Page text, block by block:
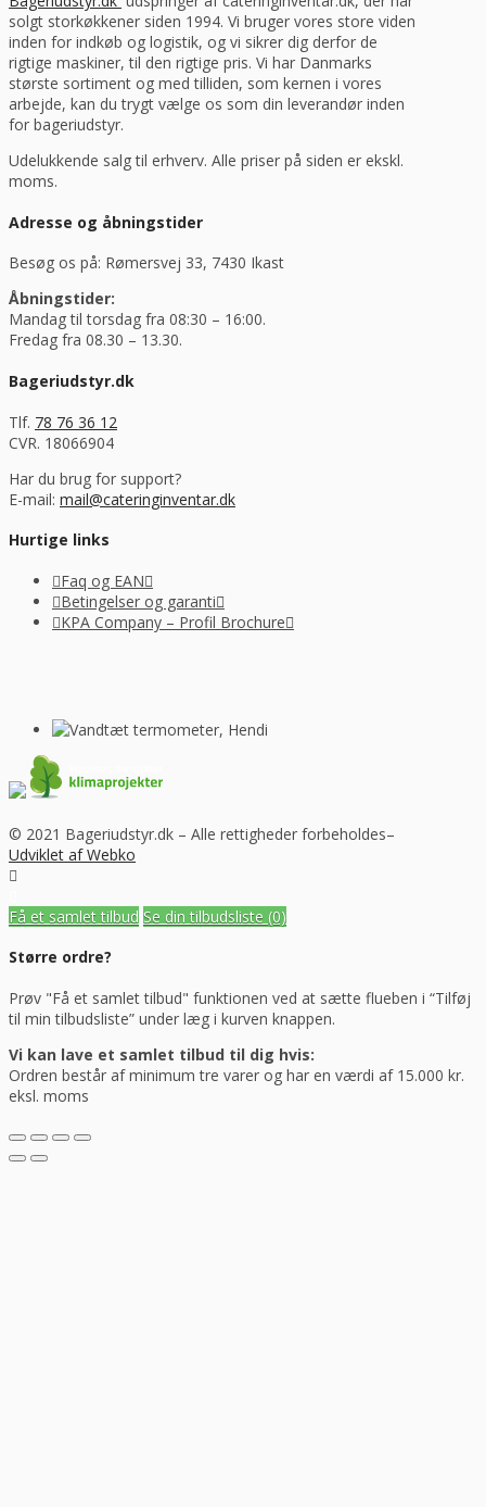
solgt storkøkkener siden 1994. Vi bruger vores store viden
inden for indkøb og logistik, og vi sikrer dig derfor de
rigtige maskiner, til den rigtige pris. Vi har Danmarks
største sortiment og med tilliden, som kernen i vores
arbejde, kan du trygt vælge os som din leverandør inden
for bageriudstyr.
Udelukkende salg til erhverv. Alle priser på siden er ekskl.
moms.
Adresse og åbningstider
Besøg os på: Rømersvej 33, 7430 Ikast
Åbningstider:
Mandag til torsdag fra 08:30 – 16:00.
Fredag fra 08.30 – 13.30.
Bageriudstyr.dk
Tlf. 78 76 36 12
CVR. 18066904
Har du brug for support?
E-mail: mail@cateringinventar.dk
Hurtige links
Faq og EAN
Betingelser og garanti
KPA Company – Profil Brochure
© 2021 Bageriudstyr.dk – Alle rettigheder forbeholdes–
Udviklet af Webko
Få et samlet tilbud Se din tilbudsliste (0)
Større ordre?
Prøv "Få et samlet tilbud" funktionen ved at sætte flueben i “Tilføj
til min tilbudsliste” under læg i kurven knappen.
Vi kan lave et samlet tilbud til dig hvis:
Ordren består af minimum tre varer og har en værdi af 15.000 kr.
eksl. moms